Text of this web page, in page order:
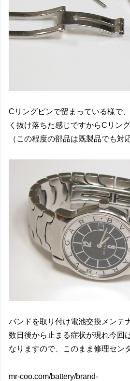
Cリングピンで留まっている様で
く抜け落ちた感じですからCリン
（この程度の部品は既製品でも対
バンドを取り付け電池交換メンテ
数日後から止まる症状が現れ今回
なりますので、このまま修理セン
mr-coo.com/battery/brand-